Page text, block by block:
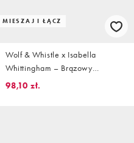
MIESZAJ I ŁĄCZ
Wolf & Whistle x Isabella
Whittingham – Brązowy
fakturowany dół od bikini z
98,10 zł.